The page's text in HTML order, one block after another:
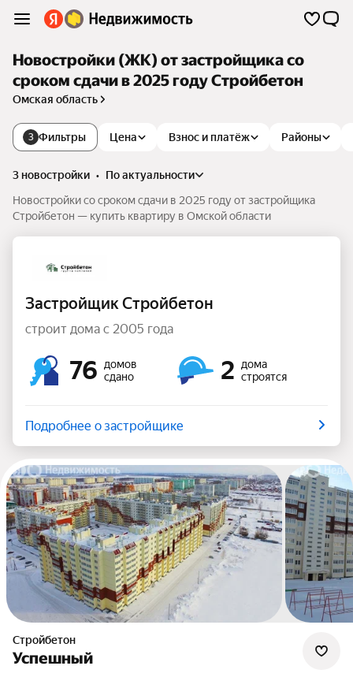
Новостройки (ЖК) от застройщика со
сроком сдачи в 2025 году Стройбетон
Омская область
3 Фильтры Цена Взнос и платёж Районы
3 новостройки •
по актуальности
Новостройки со сроком сдачи в 2025 году от застройщика
Стройбетон — купить квартиру в Омской области
Застройщик Стройбетон
строит дома с 2005 года
76
домов
сдано
2
дома
строятся
Подробнее о застройщике
Стройбетон
Успешный